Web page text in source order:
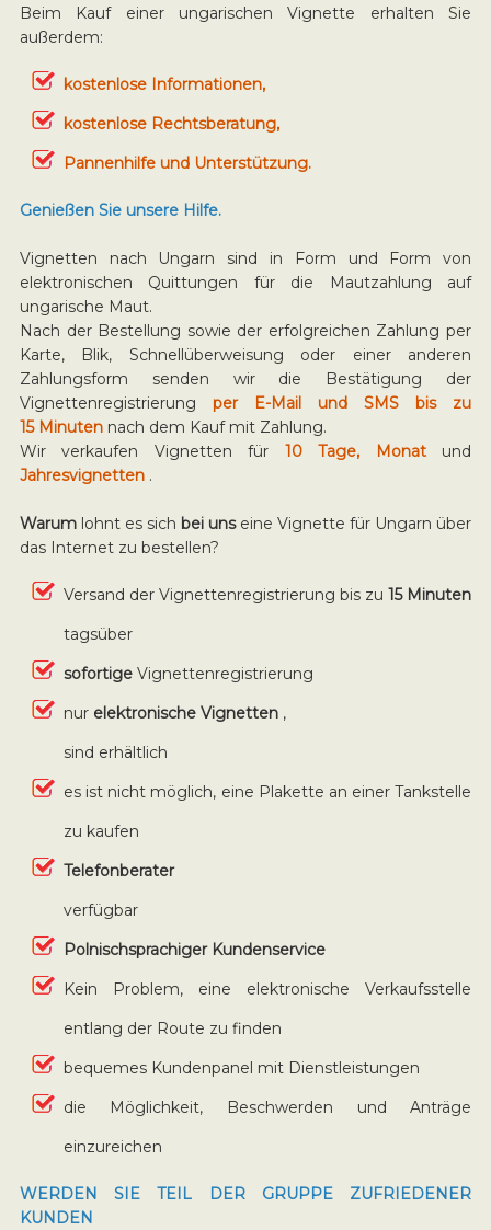
Beim Kauf einer ungarischen Vignette erhalten Sie
außerdem:
kostenlose Informationen,
kostenlose Rechtsberatung,
Pannenhilfe und Unterstützung.
Genießen Sie unsere Hilfe.
Vignetten nach Ungarn sind in Form und Form von
elektronischen Quittungen für die Mautzahlung auf
ungarische Maut.
Nach der Bestellung sowie der erfolgreichen Zahlung per
Karte, Blik, Schnellüberweisung oder einer anderen
Zahlungsform senden wir die Bestätigung der
Vignettenregistrierung per E-Mail und SMS bis zu
15 Minuten nach dem Kauf mit Zahlung.
Wir verkaufen Vignetten für 10 Tage, Monat und
Jahresvignetten .
Warumlohnt es sich bei unseine Vignette für Ungarn über
das Internet zu bestellen?
Versand der Vignettenregistrierung bis zu15 Minuten
tagsüber
sofortige Vignettenregistrierung
nur elektronische Vignetten ,
sind erhältlich
es ist nicht möglich, eine Plakette an einer Tankstelle
zu kaufen
Telefonberater
verfügbar
Polnischsprachiger Kundenservice
Kein Problem, eine elektronische Verkaufsstelle
entlang der Route zu finden
bequemes Kundenpanel mit Dienstleistungen
die Möglichkeit, Beschwerden und Anträge
einzureichen
WERDEN SIE TEIL DER GRUPPE ZUFRIEDENER
KUNDEN